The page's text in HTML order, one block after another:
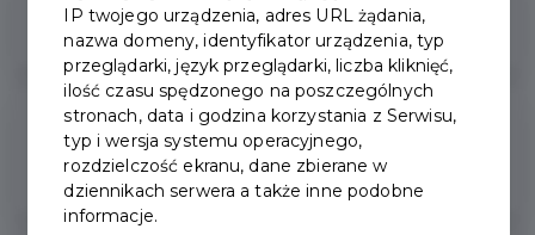
Co w przypadku utraty Karty?
Gdzie mogę̨ złożyć́ wniosek o Pakiet
Mieszkańca i Kartę?
IP twojego urządzenia, adres URL żądania,
nazwa domeny, identyfikator urządzenia, typ
przeglądarki, język przeglądarki, liczba kliknięć,
ilość czasu spędzonego na poszczególnych
stronach, data i godzina korzystania z Serwisu,
typ i wersja systemu operacyjnego,
rozdzielczość ekranu, dane zbierane w
dziennikach serwera a także inne podobne
informacje.